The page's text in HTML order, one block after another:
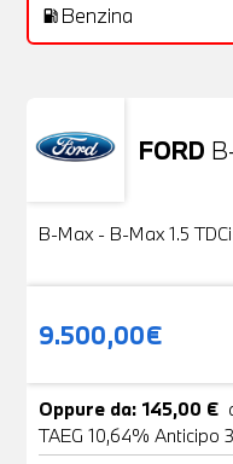
local_gas_station Benzina
FORD
B-Max - B-Max 1.5
9.500,00€
Oppure da: 145,00 €
TAEG 10,64% Anticipo